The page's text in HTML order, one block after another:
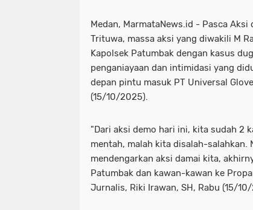
Medan, MarmataNews.id - Pasca
Trituwa, massa aksi yang diwakili M
Kapolsek Patumbak dengan kasus
penganiayaan dan intimidasi yang
depan pintu masuk PT Universal
(15/10/2025).
"Dari aksi demo hari ini, kita sudah 2
mentah, malah kita disalah-salahkan.
mendengarkan aksi damai kita,
Patumbak dan kawan-kawan ke
Jurnalis, Riki Irawan, SH, Rabu (15/